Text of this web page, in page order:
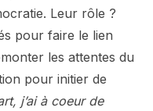
Leur rôle ?
pour faire le lien
les attentes du
pour initier de
j’ai à coeur de